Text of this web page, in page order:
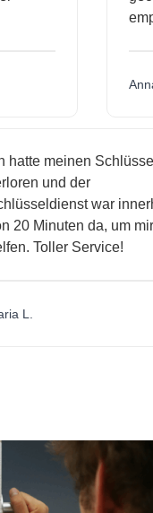
hatte meinen Schlüssel
und der
war
20 Minuten da, um mir
Toller Service!
L.